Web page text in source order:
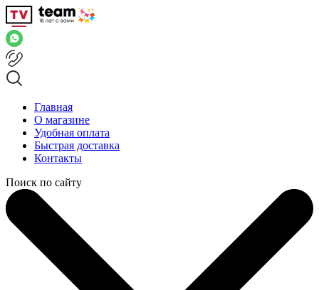
Главная
О магазине
Удобная оплата
Быстрая доставка
Контакты
Поиск по сайту